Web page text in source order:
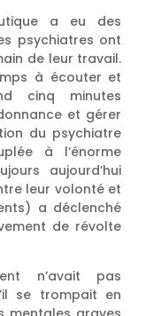
a eu des
psychiatres ont
de leur travail.
à écouter et
cinq minutes
et gérer
du psychiatre
à l’énorme
aujourd’hui
leur volonté et
a déclenché
de révolte
n’avait pas
se trompait en